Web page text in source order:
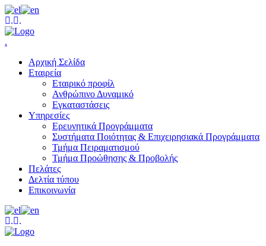
. .
.
Αρχική Σελίδα
Εταιρεία
Εταιρικό προφίλ
Ανθρώπινο Δυναμικό
Εγκαταστάσεις
Υπηρεσίες
Ερευνητικά Προγράμματα
Συστήματα Ποιότητας & Επιχειρησιακά Προγράμματα
Τμήμα Πειραματισμού
Τμήμα Προώθησης & Προβολής
Πελάτες
Δελτία τύπου
Επικοινωνία
. .